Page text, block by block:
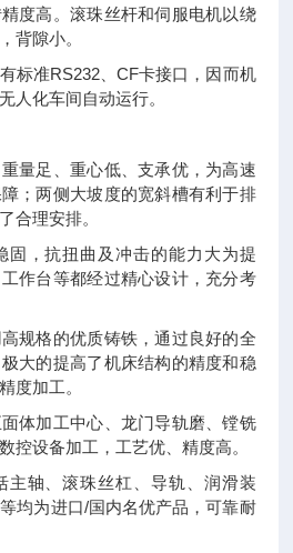
度高。滚珠丝杆和伺服电机以绕
背隙小。
标准RS232 、CF卡接口，因而机
人化车间自动运行。
量足、重心低、支承优，为高速
；两侧大坡度的宽斜槽有利于排
合理安排。
固，抗扭曲及冲击的能力大为提
作台等都经过精心设计，充分考
规格的优质铸铁，通过良好的全
大的提高了机床结构的精度和稳
度加工。
体加工中心、龙门导轨磨、镗铣
控设备加工，工艺优、精度高。
主轴、滚珠丝杠、导轨、润滑装
均为进口/国内名优产品，可靠耐